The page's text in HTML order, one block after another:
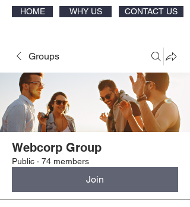
HOME WHY US CONTACT US
Groups
Webcorp Group
Public · 74 members
Join